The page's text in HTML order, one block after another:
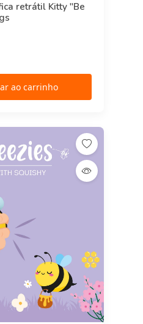
retrátil Kitty "Be
ao carrinho